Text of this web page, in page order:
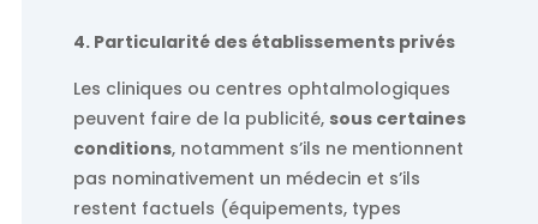
4. Particularité des établissements privés
Les cliniques ou centres ophtalmologiques
peuvent faire de la publicité, sous certaines
conditions, notamment s’ils ne mentionnent
pas nominativement un médecin et s’ils
restent factuels (équipements, types